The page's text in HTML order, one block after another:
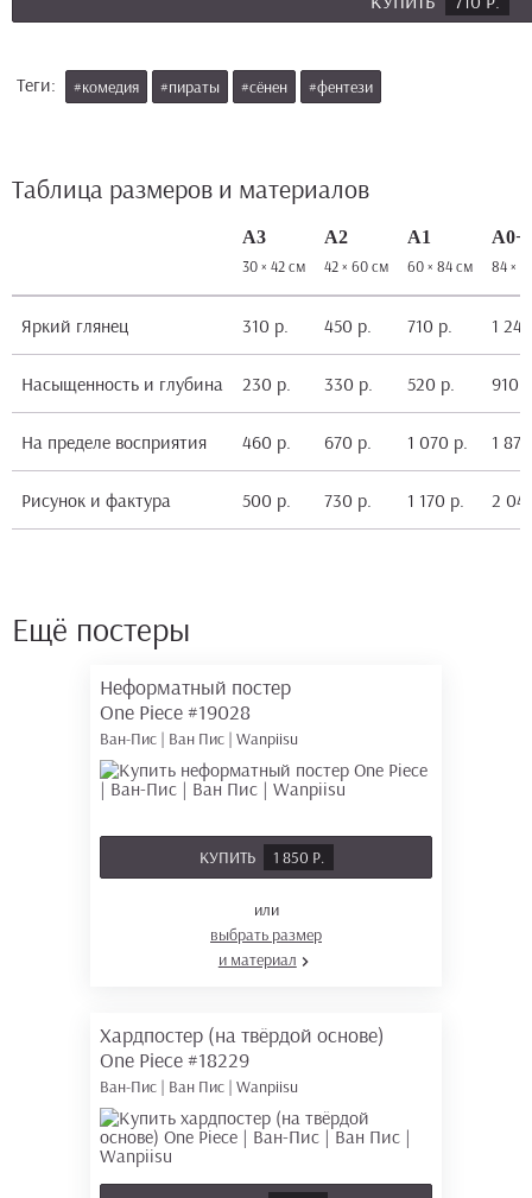
Теги: #комедия #пираты #сёнен #фентези
Таблица размеров и материалов
А3
30 × 42 см
А2
42 × 60 см
А1
60 × 84 см
А0+
84 ×
Яркий глянец 310 р. 450 р. 710 р. 1
Насыщенность и глубина 230 р. 330 р. 520 р. 910
На пределе восприятия 460 р. 670 р. 1 070 р. 1
Рисунок и фактура 500 р. 730 р. 1 170 р. 2
Ещё постеры
Неформатный постер
One Piece #19028
Ван-Пис | Ван Пис | Wanpiisu
КУПИТЬ 1 850 Р.
или
выбрать размер
и материал
Хардпостер (на твёрдой основе)
One Piece #18229
Ван-Пис | Ван Пис | Wanpiisu